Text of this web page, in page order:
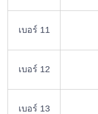
เบอร์ 11
เบอร์ 12
เบอร์ 13